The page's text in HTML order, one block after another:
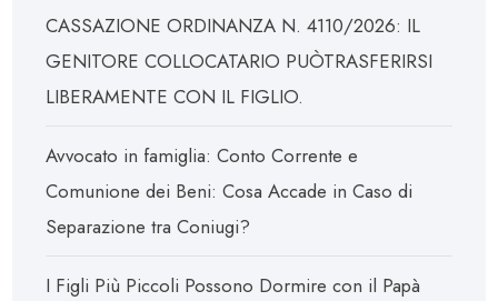
CASSAZIONE ORDINANZA N. 4110/2026: IL
GENITORE COLLOCATARIO PUÒTRASFERIRSI
LIBERAMENTE CON IL FIGLIO.
Avvocato in famiglia: Conto Corrente e
Comunione dei Beni: Cosa Accade in Caso di
Separazione tra Coniugi?
I Figli Più Piccoli Possono Dormire con il Papà